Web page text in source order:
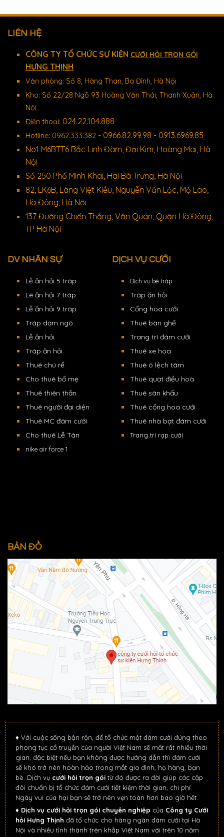
LIÊN HỆ
CÔNG TY TỔ CHỨC SỰ KIỆN CƯỚI HỎI TRỌN GÓI
HƯNG THỊNH
Văn phòng: Số 8, Hàng Than, Ba Đình, Hà Nội
Kho: Số 22/28 Ngõ 93 Hoàng Văn Thái, Thanh Xuân, Hà
Nội
Điện thoại: 024.22.104.888
Hotline: 0962.333.382 - 0966.82.99.98 - 0913.6969.85
No1 M6BTT6 Bắc Linh Đàm, Đại Kim, Hoàng Mai, Hà
Nội
Số 250 Phố Minh Khai, Hai Bà Trưng, Hà Nội
82, LK6B, Làng Việt Kiều, Nguyễn Văn Lộc, Mộ Lao,
Hà Đông, Hà Nội
137 Đường Chiến Thắng, Văn Quán, Quận Hà Đông,
TP Hà Nội
DV NHÂN SỰ
Lễ ăn hỏi 5 tráp
Lê ăn hỏi 7 tráp
Lễ ăn hỏi 9 tráp
Tráp dạm ngõ
Lễ ăn hỏi
Tráp ăn hỏi
Thuê chú rể
Cho thuê bố mẹ
Thuê thiên thần
Thuê người đại diện
Thuê MC đám cưới
Cho thuê Lễ Tân
nike air force 1
DỊCH VỤ CƯỚI
Dịch vụ bê tráp
Tráp ăn hỏi
Cổng hoa cưới
Thuê bàn ghế
Trang trí đám cưới
Thuê xe hoa
Thuê ô lệch tâm
Thuê quạt điều hoà
Thuê sân khấu
Thuê cổng hoa cưới
Thuê nhà bạt đám cưới
Trang trí rạp cưới
BẢN ĐỒ
♦ Với cuộc sống bận rộn, để tổ chức một đám cưới đúng theo
phong tục cổ truyền của người Việt Nam sẽ mất rất nhiều thời
gian, đặc biệt nếu bạn không được hướng dẫn thì đám cưới
sẽ khó trở nên hoàn hảo trong mắt gia đình, họ hàng, bạn
bè. Dịch vụ cưới hỏi trọn gói từ đó được ra đời giúp các cặp
đôi chuẩn bị tổ chức đám cưới tiết kiệm thời gian, chi phí.
Ngày vui của hại bạn sẽ trở nên vẹn toàn hơn bao giờ hết.
♦ Dịch vụ cưới hỏi trọn gói chuyên nghiệp của Công ty Cưới
hỏi Hưng Thịnh đã tổ chức cho hàng ngàn đám cưới tại Hà
Nội và nhiều tỉnh thành trên khắp Việt Nam với trên 10 năm